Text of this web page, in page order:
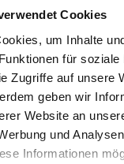
Cookies
um Inhalte
für soziale
Zugriffe auf unsere
geben wir
Website an
und
Informationen